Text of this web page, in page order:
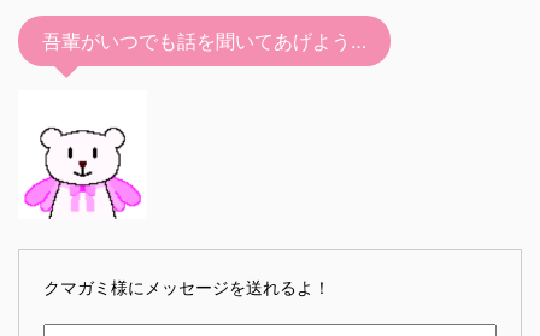
吾輩がいつでも話を聞いてあげよう…
クマガミ様にメッセージを送れるよ！